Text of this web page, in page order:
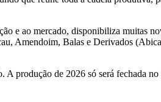
e ao mercado, disponibiliza muitas
Amendoim, Balas e Derivados
produção de 2026 só será fechada